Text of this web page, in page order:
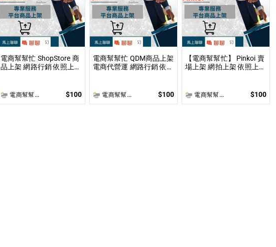
電商幫幫忙 ShopStore 商
品上架 網路行銷 依照上架
電商幫幫忙(電商平台代營運/電商上架/運營策略/網路行銷) $100
電商幫幫忙 QDM商品上架
電商代營運 網路行銷 依照
電商幫幫忙(電商平台代營運/電商上架/運營策略/網路行銷) $100
【電商幫幫忙】 Pinkoi 賣
場上架 網拍上架 依照上架
電商幫幫忙(電商平台代營運/電商上架/運營策略/網路行銷) $100